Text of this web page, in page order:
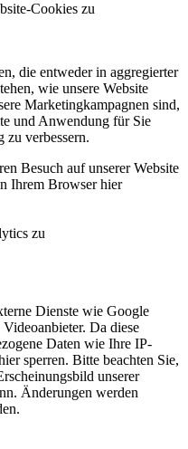
Cookies zu
die entweder in aggregierter
wie unsere Website
Marketingkampagnen sind,
und Anwendung für Sie
zu verbessern.
Besuch auf unserer Website
Ihrem Browser hier
zu
Dienste wie Google
Da diese
Daten wie Ihre IP-
sperren. Bitte beachten Sie,
unserer
Änderungen werden